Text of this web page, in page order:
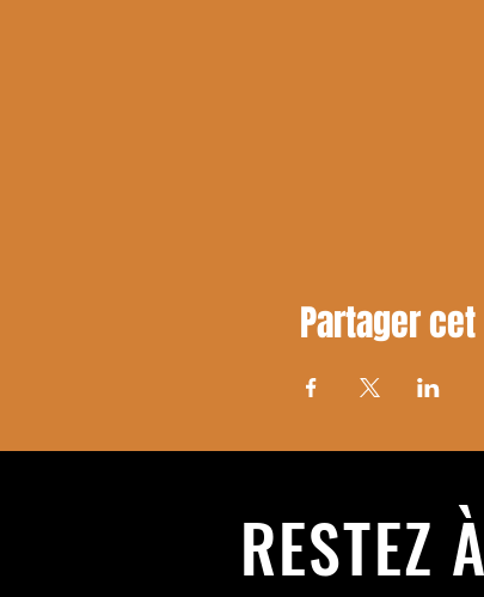
Partager
RESTEZ